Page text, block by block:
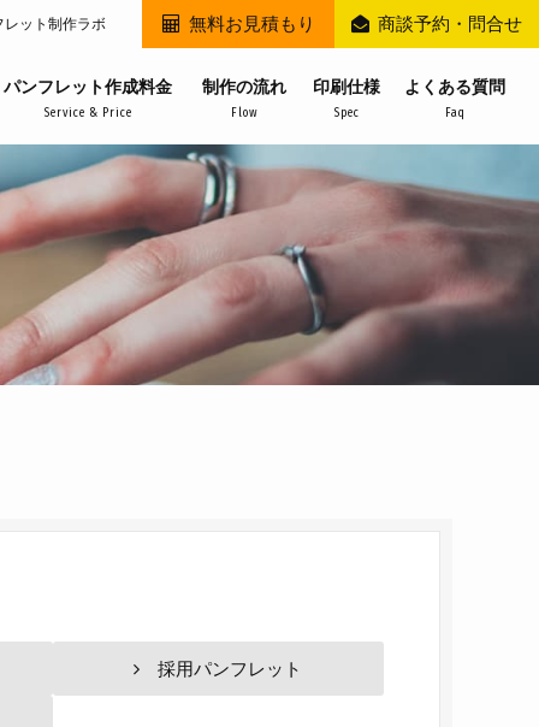
レット制作ラボ
パンフレット作成料金
Service & Price
制作の流れ
Flow
印刷仕様
Spec
よくある質問
Faq
無料お見積もり 商談予約・問合せ
採用パンフレット